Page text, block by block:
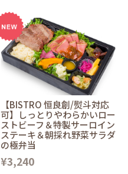
【BISTRO 恒良創/熨斗対応
可】しっとりやわらかいロー
ストビーフ＆特製サーロイン
ステーキ＆朝採れ野菜サラダ
の極弁当
¥3,240